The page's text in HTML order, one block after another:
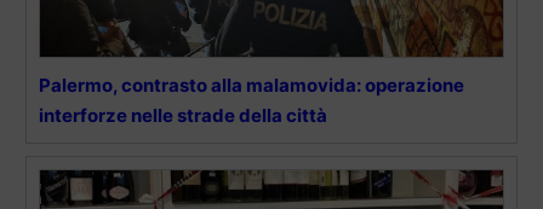
Palermo, contrasto alla malamovida: operazione
interforze nelle strade della città